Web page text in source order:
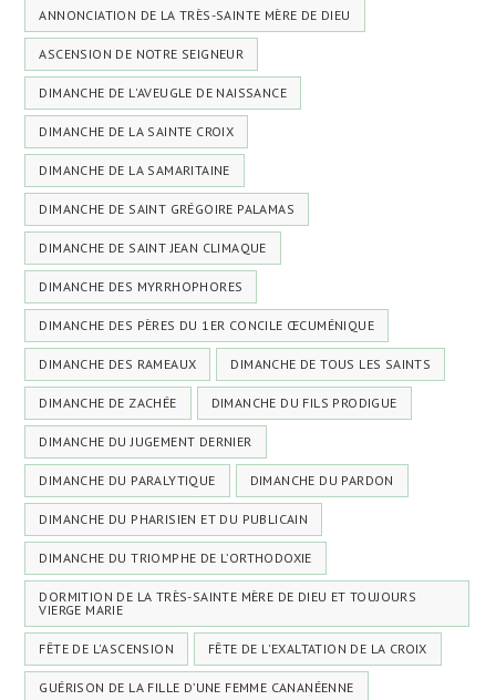
ANNONCIATION DE LA TRÈS-SAINTE MÈRE DE DIEU
ASCENSION DE NOTRE SEIGNEUR
DIMANCHE DE L'AVEUGLE DE NAISSANCE
DIMANCHE DE LA SAINTE CROIX
DIMANCHE DE LA SAMARITAINE
DIMANCHE DE SAINT GRÉGOIRE PALAMAS
DIMANCHE DE SAINT JEAN CLIMAQUE
DIMANCHE DES MYRRHOPHORES
DIMANCHE DES PÈRES DU 1ER CONCILE ŒCUMÉNIQUE
DIMANCHE DES RAMEAUX DIMANCHE DE TOUS LES SAINTS
DIMANCHE DE ZACHÉE DIMANCHE DU FILS PRODIGUE
DIMANCHE DU JUGEMENT DERNIER
DIMANCHE DU PARALYTIQUE DIMANCHE DU PARDON
DIMANCHE DU PHARISIEN ET DU PUBLICAIN
DIMANCHE DU TRIOMPHE DE L’ORTHODOXIE
DORMITION DE LA TRÈS-SAINTE MÈRE DE DIEU ET TOUJOURS
VIERGE MARIE
FÊTE DE L'ASCENSION FÊTE DE L'EXALTATION DE LA CROIX
GUÉRISON DE LA FILLE D’UNE FEMME CANANÉENNE